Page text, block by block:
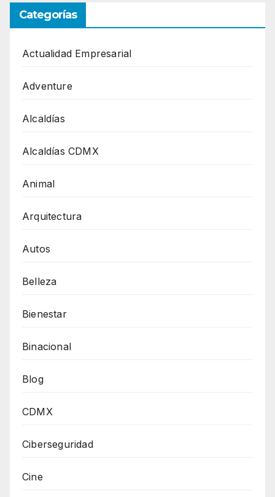
Categorías
Actualidad Empresarial
Adventure
Alcaldías
Alcaldías CDMX
Animal
Arquitectura
Autos
Belleza
Bienestar
Binacional
Blog
CDMX
Ciberseguridad
Cine